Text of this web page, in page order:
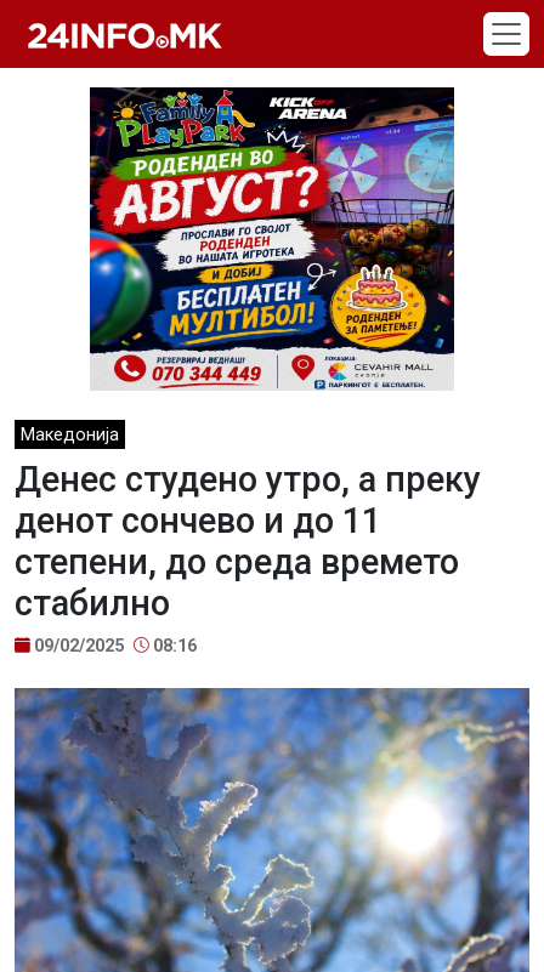
Македонија
Денес студено утро, а преку
денот сончево и до 11
степени, до среда времето
стабилно
09/02/2025 08:16